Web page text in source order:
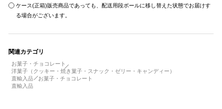
ケース(正箱)販売商品であっても、配送用段ボールに移し替えた状態でお届けす
る場合がございます。
関連カテゴリ
お菓子・チョコレート
洋菓子（クッキー・焼き菓子・スナック・ゼリー・キャンディー）
直輸入品
お菓子・チョコレート
直輸入品